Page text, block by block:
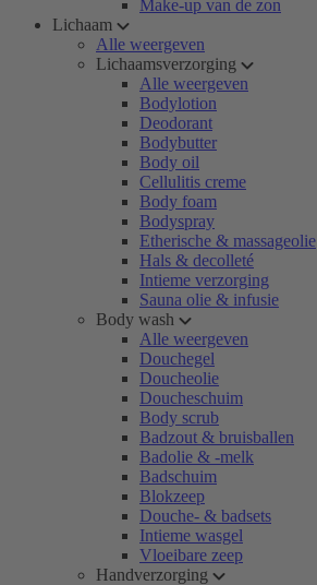
Make-up van de zon
Lichaam
Alle weergeven
Lichaamsverzorging
Alle weergeven
Bodylotion
Deodorant
Bodybutter
Body oil
Cellulitis creme
Body foam
Bodyspray
Etherische & massageolie
Hals & decolleté
Intieme verzorging
Sauna olie & infusie
Body wash
Alle weergeven
Douchegel
Doucheolie
Doucheschuim
Body scrub
Badzout & bruisballen
Badolie & -melk
Badschuim
Blokzeep
Douche- & badsets
Intieme wasgel
Vloeibare zeep
Handverzorging